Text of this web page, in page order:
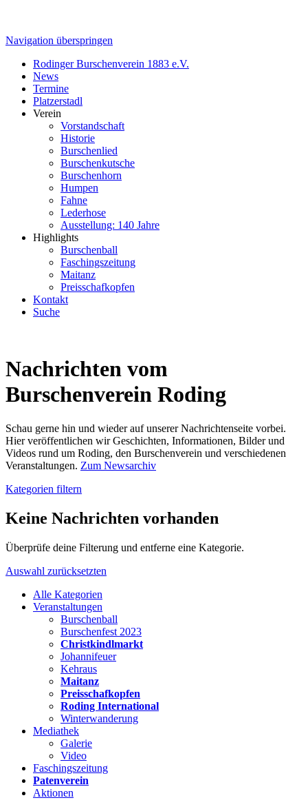
Navigation überspringen
Rodinger Burschenverein 1883 e.V.
News
Termine
Platzerstadl
Verein
Vorstandschaft
Historie
Burschenlied
Burschenkutsche
Burschenhorn
Humpen
Fahne
Lederhose
Ausstellung: 140 Jahre
Highlights
Burschenball
Faschingszeitung
Maitanz
Preisschafkopfen
Kontakt
Suche
Nachrichten vom
Burschenverein Roding
Schau gerne hin und wieder auf unserer Nachrichtenseite vorbei.
Hier veröffentlichen wir Geschichten, Informationen, Bilder und
Videos rund um Roding, den Burschenverein und verschiedenen
Veranstaltungen. Zum Newsarchiv
Kategorien filtern
Keine Nachrichten vorhanden
Überprüfe deine Filterung und entferne eine Kategorie.
Auswahl zurücksetzten
Alle Kategorien
Veranstaltungen
Burschenball
Burschenfest 2023
Christkindlmarkt
Johannifeuer
Kehraus
Maitanz
Preisschafkopfen
Roding International
Winterwanderung
Mediathek
Galerie
Video
Faschingszeitung
Patenverein
Aktionen